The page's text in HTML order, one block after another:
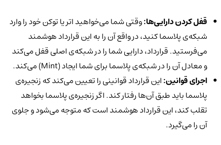
قفل کردن دارایی‌ها:وقتی شما می‌خواهید اتر یا توکن خود را وارد
شبکه‌ی پلاسما کنید، در واقع آن را به این قرارداد هوشمند
می‌فرستید. قرارداد، دارایی شما را در شبکه‌ی اصلی قفل می‌کند
و معادل آن را در شبکه‌ی پلاسما برای شما ایجاد (Mint) می‌کند.
اجرای قوانین:این قرارداد قوانینی را تعیین می‌کند که زنجیره‌ی
پلاسما باید طبق آن‌ها رفتار کند. اگر زنجیره‌ی پلاسما بخواهد
تقلب کند، این قرارداد هوشمند است که متوجه می‌شود و جلوی
آن را می‌گیرد.